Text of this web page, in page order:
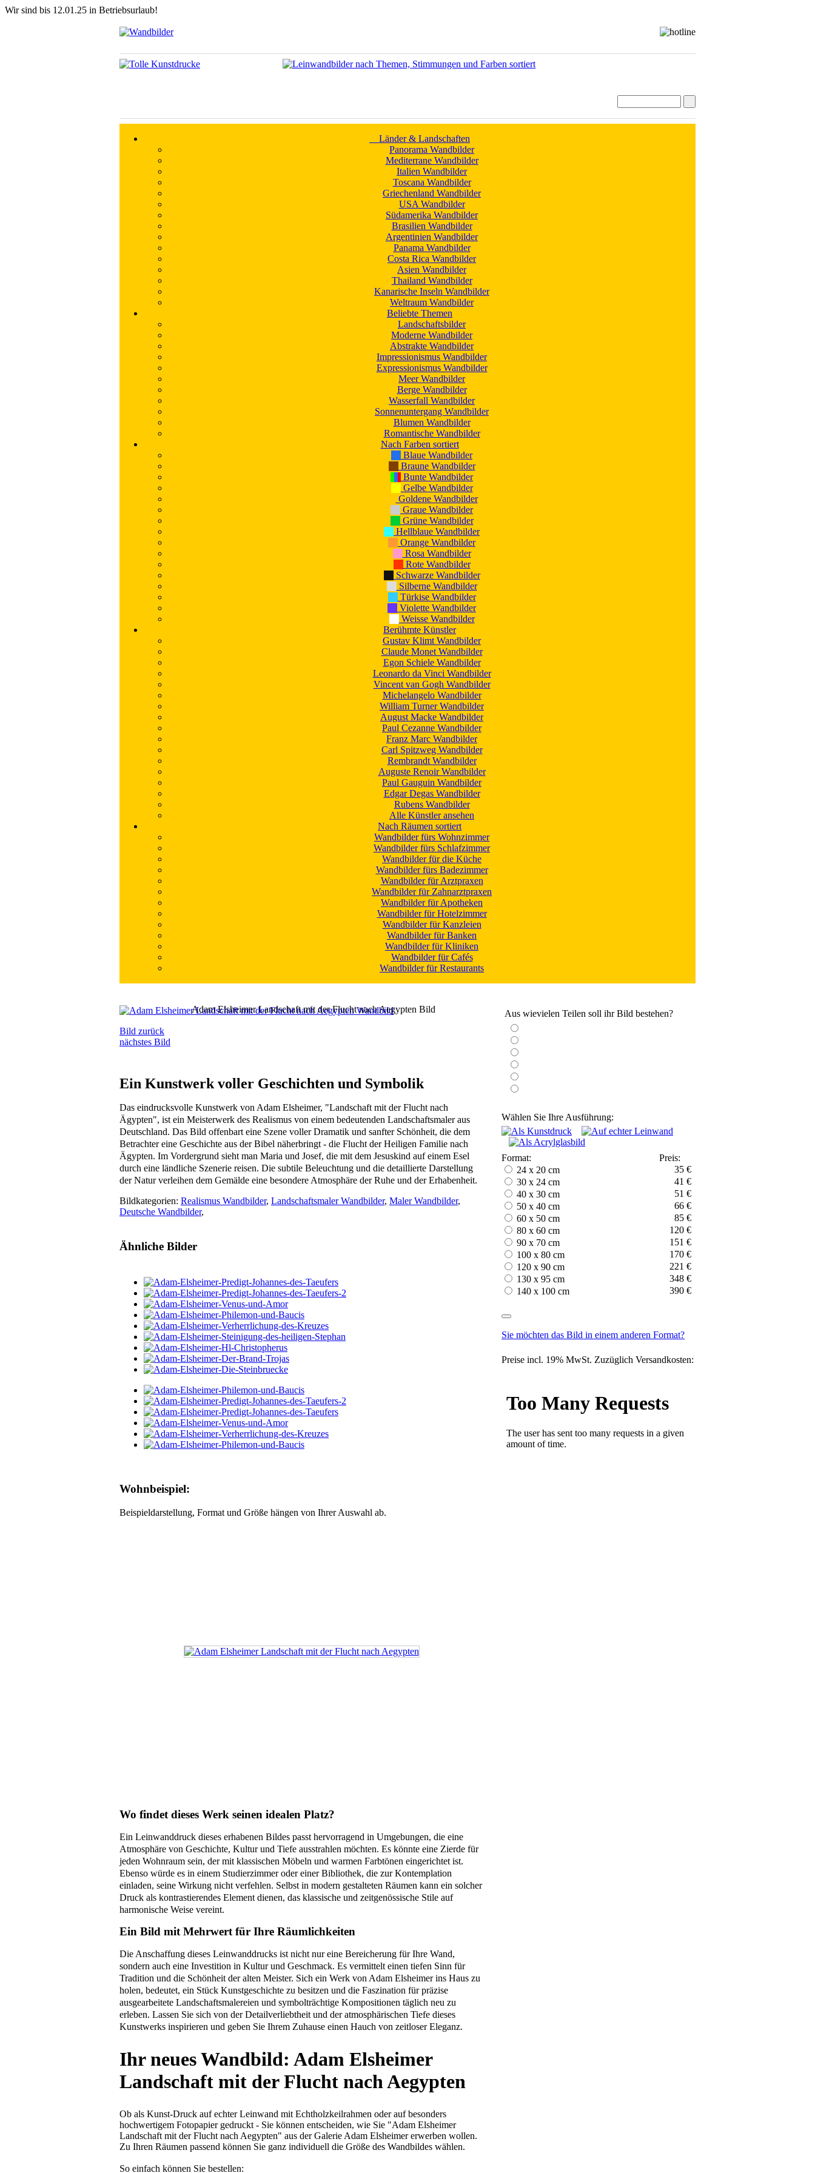
Wir sind bis 12.01.25 in Betriebsurlaub!
Länder & Landschaften
Panorama Wandbilder
Mediterrane Wandbilder
Italien Wandbilder
Toscana Wandbilder
Griechenland Wandbilder
USA Wandbilder
Südamerika Wandbilder
Brasilien Wandbilder
Argentinien Wandbilder
Panama Wandbilder
Costa Rica Wandbilder
Asien Wandbilder
Thailand Wandbilder
Kanarische Inseln Wandbilder
Weltraum Wandbilder
Beliebte Themen
Landschaftsbilder
Moderne Wandbilder
Abstrakte Wandbilder
Impressionismus Wandbilder
Expressionismus Wandbilder
Meer Wandbilder
Berge Wandbilder
Wasserfall Wandbilder
Sonnenuntergang Wandbilder
Blumen Wandbilder
Romantische Wandbilder
Nach Farben sortiert
Blaue Wandbilder
Braune Wandbilder
Bunte Wandbilder
Gelbe Wandbilder
Goldene Wandbilder
Graue Wandbilder
Grüne Wandbilder
Hellblaue Wandbilder
Orange Wandbilder
Rosa Wandbilder
Rote Wandbilder
Schwarze Wandbilder
Silberne Wandbilder
Türkise Wandbilder
Violette Wandbilder
Weisse Wandbilder
Berühmte Künstler
Gustav Klimt Wandbilder
Claude Monet Wandbilder
Egon Schiele Wandbilder
Leonardo da Vinci Wandbilder
Vincent van Gogh Wandbilder
Michelangelo Wandbilder
William Turner Wandbilder
August Macke Wandbilder
Paul Cezanne Wandbilder
Franz Marc Wandbilder
Carl Spitzweg Wandbilder
Rembrandt Wandbilder
Auguste Renoir Wandbilder
Paul Gauguin Wandbilder
Edgar Degas Wandbilder
Rubens Wandbilder
Alle Künstler ansehen
Nach Räumen sortiert
Wandbilder fürs Wohnzimmer
Wandbilder fürs Schlafzimmer
Wandbilder für die Küche
Wandbilder fürs Badezimmer
Wandbilder für Arztpraxen
Wandbilder für Zahnarztpraxen
Wandbilder für Apotheken
Wandbilder für Hotelzimmer
Wandbilder für Kanzleien
Wandbilder für Banken
Wandbilder für Kliniken
Wandbilder für Cafés
Wandbilder für Restaurants
Adam Elsheimer Landschaft mit der Flucht nach Aegypten Bild
Bild zurück
nächstes Bild
Ein Kunstwerk voller Geschichten und Symbolik
Das eindrucksvolle Kunstwerk von Adam Elsheimer, "Landschaft mit der Flucht nach
Ägypten", ist ein Meisterwerk des Realismus von einem bedeutenden Landschaftsmaler aus
Deutschland. Das Bild offenbart eine Szene voller Dramatik und sanfter Schönheit, die dem
Betrachter eine Geschichte aus der Bibel näherbringt - die Flucht der Heiligen Familie nach
Ägypten. Im Vordergrund sieht man Maria und Josef, die mit dem Jesuskind auf einem Esel
durch eine ländliche Szenerie reisen. Die subtile Beleuchtung und die detaillierte Darstellung
der Natur verleihen dem Gemälde eine besondere Atmosphäre der Ruhe und der Erhabenheit.
Bildkategorien: Realismus Wandbilder, Landschaftsmaler Wandbilder, Maler Wandbilder,
Deutsche Wandbilder,
Ähnliche Bilder
Wohnbeispiel:
Beispieldarstellung, Format und Größe hängen von Ihrer Auswahl ab.
Wo findet dieses Werk seinen idealen Platz?
Ein Leinwanddruck dieses erhabenen Bildes passt hervorragend in Umgebungen, die eine
Atmosphäre von Geschichte, Kultur und Tiefe ausstrahlen möchten. Es könnte eine Zierde für
jeden Wohnraum sein, der mit klassischen Möbeln und warmen Farbtönen eingerichtet ist.
Ebenso würde es in einem Studierzimmer oder einer Bibliothek, die zur Kontemplation
einladen, seine Wirkung nicht verfehlen. Selbst in modern gestalteten Räumen kann ein solcher
Druck als kontrastierendes Element dienen, das klassische und zeitgenössische Stile auf
harmonische Weise vereint.
Ein Bild mit Mehrwert für Ihre Räumlichkeiten
Die Anschaffung dieses Leinwanddrucks ist nicht nur eine Bereicherung für Ihre Wand,
sondern auch eine Investition in Kultur und Geschmack. Es vermittelt einen tiefen Sinn für
Tradition und die Schönheit der alten Meister. Sich ein Werk von Adam Elsheimer ins Haus zu
holen, bedeutet, ein Stück Kunstgeschichte zu besitzen und die Faszination für präzise
ausgearbeitete Landschaftsmalereien und symbolträchtige Kompositionen täglich neu zu
erleben. Lassen Sie sich von der Detailverliebtheit und der atmosphärischen Tiefe dieses
Kunstwerks inspirieren und geben Sie Ihrem Zuhause einen Hauch von zeitloser Eleganz.
Ihr neues Wandbild: Adam Elsheimer
Landschaft mit der Flucht nach Aegypten
Ob als Kunst-Druck auf echter Leinwand mit Echtholzkeilrahmen oder auf besonders
hochwertigem Fotopapier gedruckt - Sie können entscheiden, wie Sie "Adam Elsheimer
Landschaft mit der Flucht nach Aegypten" aus der Galerie Adam Elsheimer erwerben wollen.
Zu Ihren Räumen passend können Sie ganz individuell die Größe des Wandbildes wählen.
So einfach können Sie bestellen:
Aus wievielen Teilen soll ihr Bild bestehen?
Wählen Sie Ihre Ausführung:
Format:
Preis:
24 x 20 cm
35 €
30 x 24 cm
41 €
40 x 30 cm
51 €
50 x 40 cm
66 €
60 x 50 cm
85 €
80 x 60 cm
120 €
90 x 70 cm
151 €
100 x 80 cm
170 €
120 x 90 cm
221 €
130 x 95 cm
348 €
140 x 100 cm
390 €
Sie möchten das Bild in einem anderen Format?
Preise incl. 19% MwSt. Zuzüglich Versandkosten: